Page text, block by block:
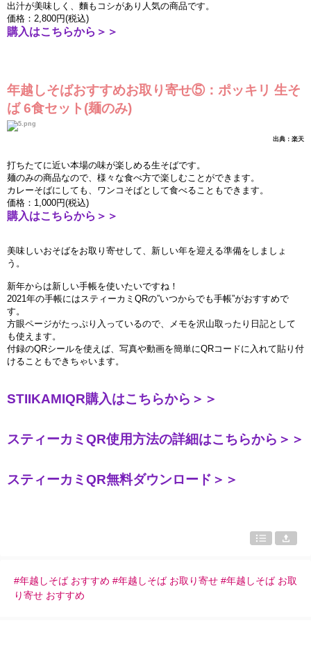
出汁が美味しく、麵もコシがあり人気の商品です。
価格： 2,800円(税込)
購入はこちらから＞＞
年越しそばおすすめお取り寄せ⑤：ポッキリ 生そ
ば6食セット(麺のみ)
出典： 楽天
打ちたてに近い本場の味が楽しめる生そばです。
麺のみの商品なので、 様々 な食べ方で楽しむことができます。
カレーそばにしても、ワンコそばとして食べることもできます。
価格： 1,000円(税込)
購入はこちらから＞＞
美味しいおそばをお取り寄せして、新しい年を迎える準備をしましょ
う。
新年からは新しい手帳を使いたいですね！
2021年の手帳にはスティ ーカミ QRの”いつからでも手帳”がおすすめで
す。
方眼ページがたっぷり入っているので、メモを沢 山取ったり日記として
も使えます。
付録のQRシールを使えば、 写真や動画を簡単にQRコ ー ドに入れて貼り付
けることもでき ちゃいます。
STIIKAMIQR購入はこちらから＞＞
スティーカミ QR使用方法の詳細はこちらから＞＞
スティーカミ QR無料ダウンロード＞＞
#年越しそば おすすめ #年越しそば お取り寄せ #年越しそば お取
り寄せ おすすめ